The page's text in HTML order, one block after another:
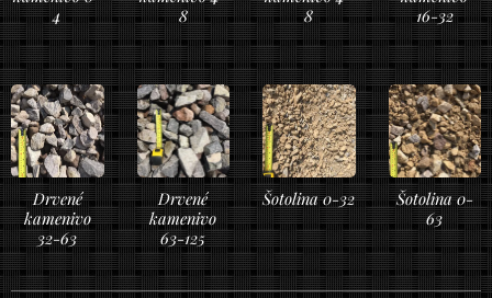
4
8
8
16-32
Drvené
kamenivo
32-63
Drvené
kamenivo
63-125
Šotolina 0-32
Šotolina 0-
63